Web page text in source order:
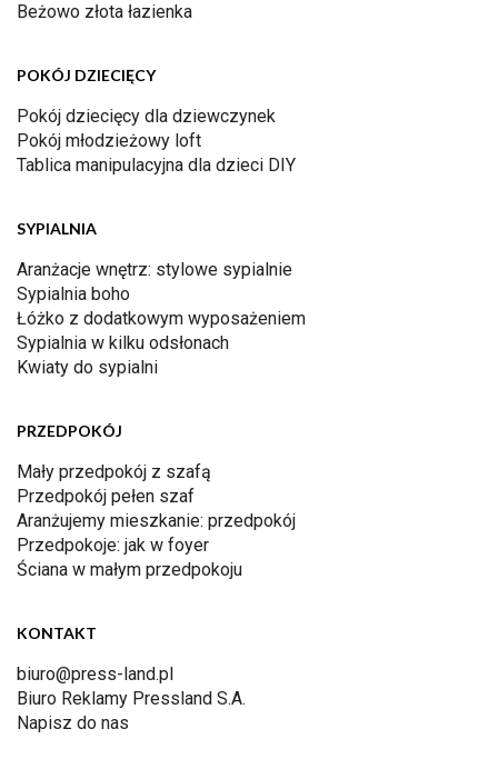
Beżowo złota łazienka
POKÓJ DZIECIĘCY
Pokój dziecięcy dla dziewczynek
Pokój młodzieżowy loft
Tablica manipulacyjna dla dzieci DIY
SYPIALNIA
Aranżacje wnętrz: stylowe sypialnie
Sypialnia boho
Łóżko z dodatkowym wyposażeniem
Sypialnia w kilku odsłonach
Kwiaty do sypialni
PRZEDPOKÓJ
Mały przedpokój z szafą
Przedpokój pełen szaf
Aranżujemy mieszkanie: przedpokój
Przedpokoje: jak w foyer
Ściana w małym przedpokoju
KONTAKT
biuro@press-land.pl
Biuro Reklamy Pressland S.A.
Napisz do nas